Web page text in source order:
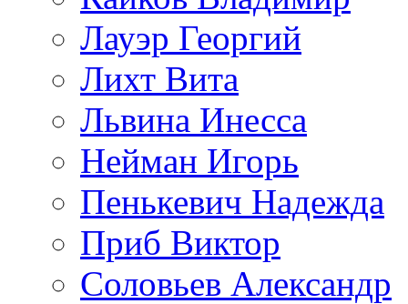
Лауэр Георгий
Лихт Вита
Львина Инесса
Нейман Игорь
Пенькевич Надежда
Приб Виктор
Соловьев Александр